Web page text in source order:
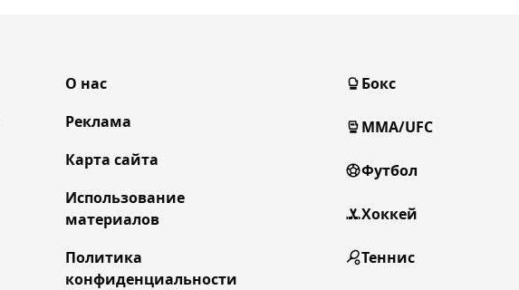
О нас
Реклама
Карта сайта
Использование
материалов
Политика
конфиденциальности
Бокс
MMA/UFC
Футбол
Хоккей
Теннис